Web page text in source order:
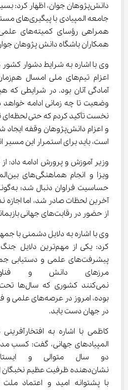
دانش‌پژوهان جوان، اظهار کرد:
جامعه
همکاران باشگاه دانش پژوهان
وی با اشاره به شرایط دشوار
وضعیت تا چه زمانی ادامه
و اعزام دانش‌پژوهان وقفه
است، باید برای استمرار این مسیر
وزیر آموزش و پرورش ادامه داد: از
از حضور در رقابت‌های جهانی بازبماند.
وی با اشاره به دلایل دشمنی با
کرد: یکی از مهم‌ترین
پیشرفت‌های علمی و
بوده، امروز در
در جهان دست یابد.
نشان‌دهنده ظرفیت عظیم